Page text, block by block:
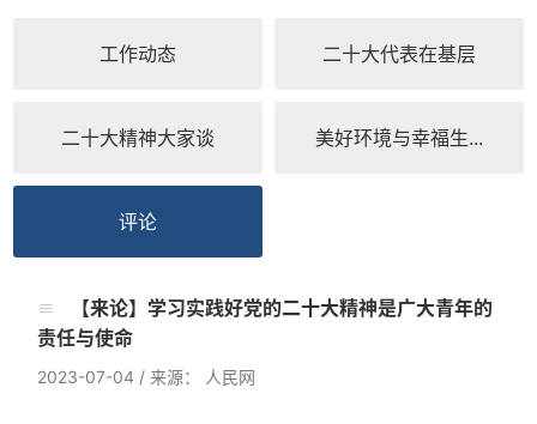
工作动态 二十大代表在基层
二十大精神大家谈 美好环境与幸福生...
评论
【来论】学习实践好党的二十大精神是广大青年的
责任与使命
2023-07-04 / 来源： 人民网